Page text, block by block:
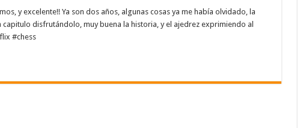
y excelente!! Ya son dos años, algunas cosas ya me había olvidado, la
disfrutándolo, muy buena la historia, y el ajedrez exprimiendo al
#chess